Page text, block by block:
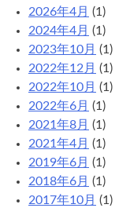
2026年4月 (1)
2024年4月 (1)
2023年10月 (1)
2022年12月 (1)
2022年10月 (1)
2022年6月 (1)
2021年8月 (1)
2021年4月 (1)
2019年6月 (1)
2018年6月 (1)
2017年10月 (1)